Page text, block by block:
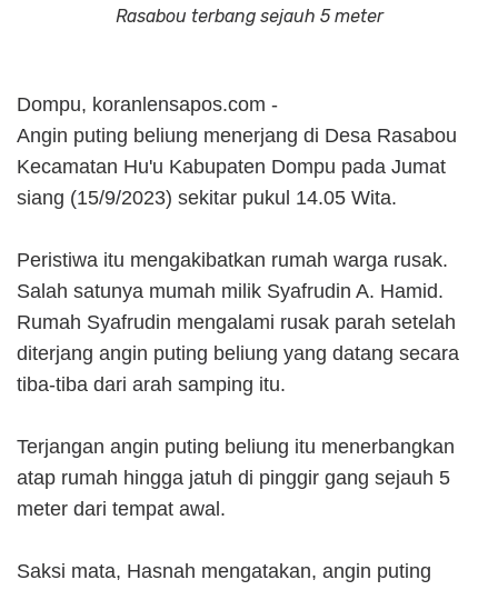
Rasabou terbang sejauh 5 meter
Dompu, koranlensapos.com -
Angin puting beliung menerjang di Desa Rasabou
Kecamatan Hu'u Kabupaten Dompu pada Jumat
siang (15/9/2023) sekitar pukul 14.05 Wita.
Peristiwa itu mengakibatkan rumah warga rusak.
Salah satunya mumah milik Syafrudin A. Hamid.
Rumah Syafrudin mengalami rusak parah setelah
diterjang angin puting beliung yang datang secara
tiba-tiba dari arah samping itu.
Terjangan angin puting beliung itu menerbangkan
atap rumah hingga jatuh di pinggir gang sejauh 5
meter dari tempat awal.
Saksi mata, Hasnah mengatakan, angin puting